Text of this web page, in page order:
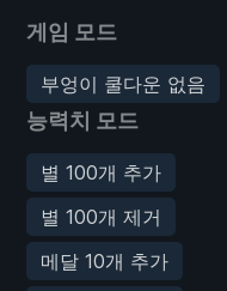
게임 모드
부엉이 쿨다운 없음
능력치 모드
별 100개 추가
별 100개 제거
메달 10개 추가